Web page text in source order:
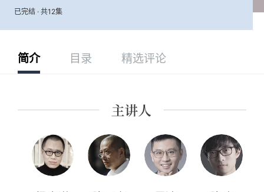
已完结 · 共12集
简介 目录 精选评论